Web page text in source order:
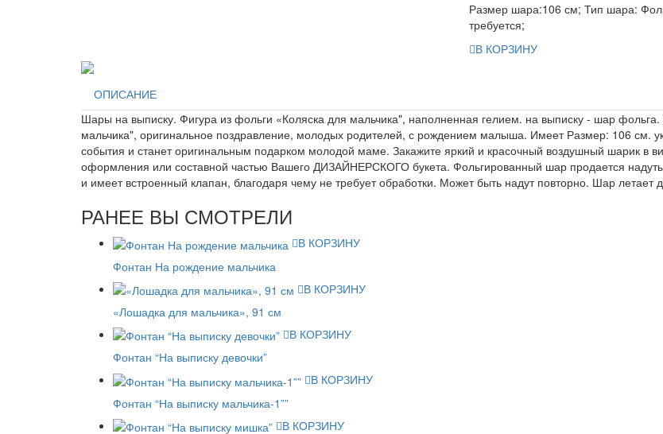
Размер шара:106 см; Тип шара:
требуется;
В КОРЗИНУ
ОПИСАНИЕ
Шары на выписку. Фигура из фольги «Коляска для мальчика", наполненная гелием. на выписку - шар
мальчика", оригинальное поздравление, молодых родителей, с рождением малыша. Имеет Размер: 106 см.
события и станет оригинальным подарком молодой маме. Закажите яркий и красочный воздушный шарик в
оформления или составной частью Вашего ДИЗАЙНЕРСКОГО букета. Фольгированный шар продается
и имеет встроенный клапан, благодаря чему не требует обработки. Может быть надут повторно. Шар летает
РАНЕЕ ВЫ СМОТРЕЛИ
В КОРЗИНУ
Фонтан На рождение мальчика
В КОРЗИНУ
«Лошадка для мальчика», 91 см
В КОРЗИНУ
Фонтан “На выписку девочки”
В КОРЗИНУ
Фонтан “На выписку мальчика-1””
В КОРЗИНУ